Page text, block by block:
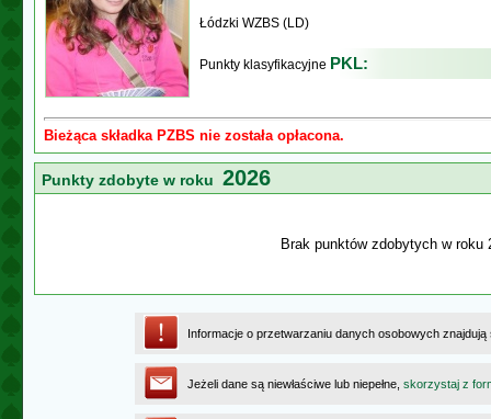
Łódzki WZBS (LD)
Punkty klasyfikacyjne PKL:
Bieżąca składka PZBS nie została opłacona.
Punkty zdobyte w roku 2026
Brak punktów zdobytych w roku
Informacje o przetwarzaniu danych osobowych
Jeżeli dane są niewłaściwe lub niepełne, skorzystaj z